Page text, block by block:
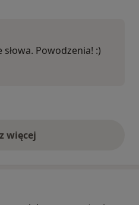
Powodzenia! :)
więcej
opinie powyżej